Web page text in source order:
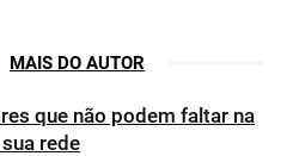
MAIS DO AUTOR
que não podem faltar na
rede